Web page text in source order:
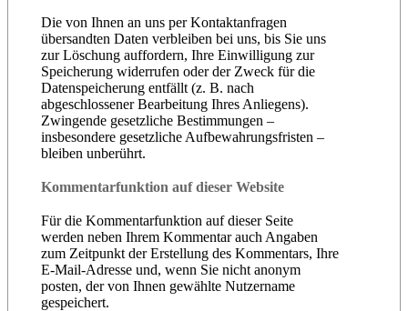
Die von Ihnen an uns per Kontaktanfragen
übersandten Daten verbleiben bei uns, bis Sie uns
zur Löschung auffordern, Ihre Einwilligung zur
Speicherung widerrufen oder der Zweck für die
Datenspeicherung entfällt (z. B. nach
abgeschlossener Bearbeitung Ihres Anliegens).
Zwingende gesetzliche Bestimmungen –
insbesondere gesetzliche Aufbewahrungsfristen –
bleiben unberührt.
Kommentar­funktion auf dieser Website
Für die Kommentarfunktion auf dieser Seite
werden neben Ihrem Kommentar auch Angaben
zum Zeitpunkt der Erstellung des Kommentars, Ihre
E-Mail-Adresse und, wenn Sie nicht anonym
posten, der von Ihnen gewählte Nutzername
gespeichert.